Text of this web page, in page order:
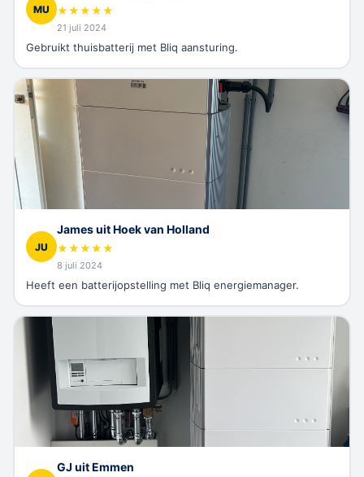
MU ★★★★★
21 juli 2024
Gebruikt thuisbatterij met Bliq aansturing.
JU
James uit Hoek van Holland
★★★★★
8 juli 2024
Heeft een batterijopstelling met Bliq energiemanager.
GJ uit Emmen